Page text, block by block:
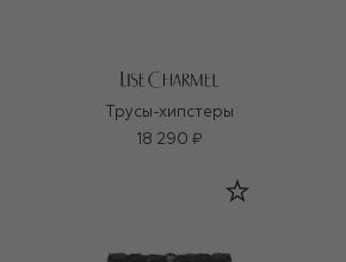
Трусы-хипстеры
18 290 ₽